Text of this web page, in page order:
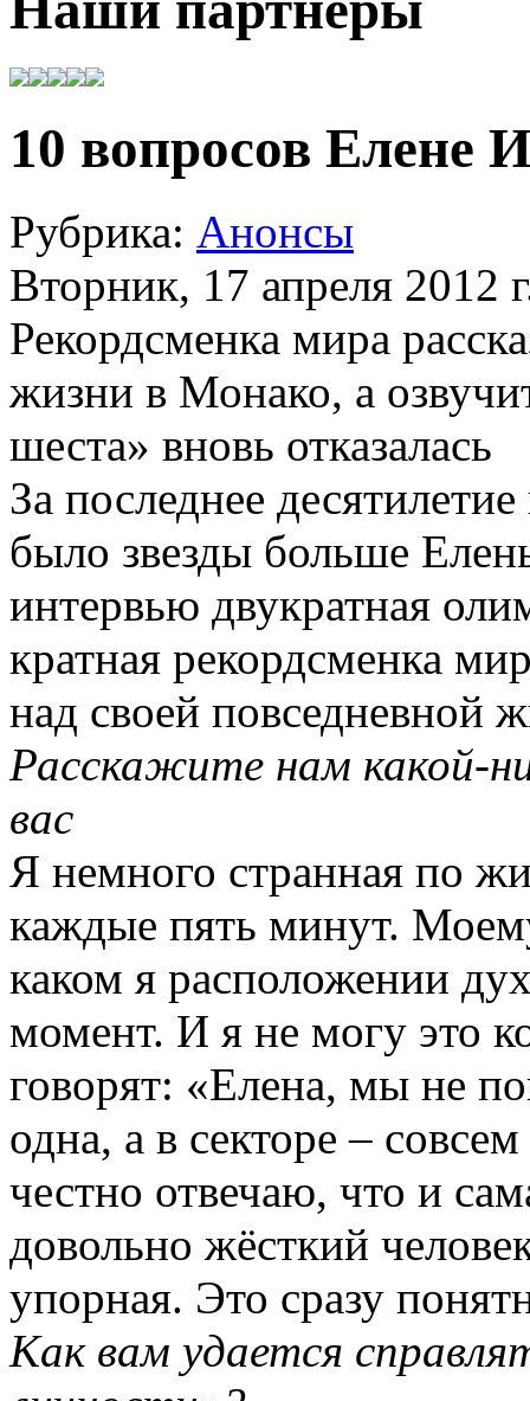
10 вопросов Елене
Рубрика: Анонсы
Вторник, 17 апреля 2012
Рекордсменка мира
жизни в Монако, а
шеста» вновь отказалась
За последнее
было звезды больше
интервью двукратная
кратная рекордсменка
над своей повседневной
Расскажите нам какой-
вас
Я немного странная по
каждые пять минут.
каком я расположении
момент. И я не могу это
говорят: «Елена, мы не
одна, а в секторе –
честно отвечаю, что и
довольно жёсткий
упорная. Это сразу
Как вам удается